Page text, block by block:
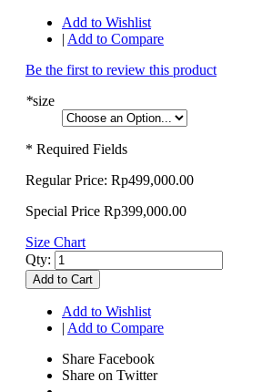
Add to Wishlist
| Add to Compare
Be the first to review this product
*size
* Required Fields
Regular Price: Rp499,000.00
Special Price Rp399,000.00
Size Chart
Qty:
Add to Cart
Add to Wishlist
| Add to Compare
Share Facebook
Share on Twitter